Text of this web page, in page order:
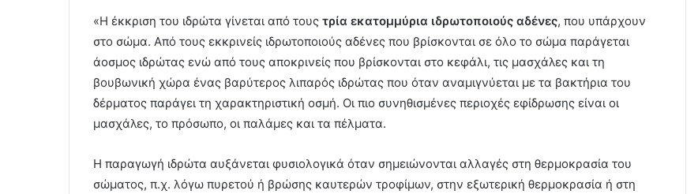
«Η έκκριση του ιδρώτα γίνεται από τους τρία εκατομμύρια ιδρωτοποιούς αδένες, που υπάρχουν
στο σώμα. Από τους εκκρινείς ιδρωτοποιούς αδένες που βρίσκονται σε όλο το σώμα παράγεται
άοσμος ιδρώτας ενώ από τους αποκρινείς που βρίσκονται στο κεφάλι, τις μασχάλες και τη
βουβωνική χώρα ένας βαρύτερος λιπαρός ιδρώτας που όταν αναμιγνύεται με τα βακτήρια του
δέρματος παράγει τη χαρακτηριστική οσμή. Οι πιο συνηθισμένες περιοχές εφίδρωσης είναι οι
μασχάλες, το πρόσωπο, οι παλάμες και τα πέλματα.
Η παραγωγή ιδρώτα αυξάνεται φυσιολογικά όταν σημειώνονται αλλαγές στη θερμοκρασία του
σώματος, π.χ. λόγω πυρετού ή βρώσης καυτερών τροφίμων, στην εξωτερική θερμοκρασία ή στη